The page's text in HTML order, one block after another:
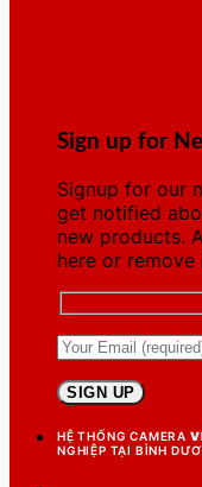
Sign up for
Signup for our
get notified
new products.
here or remove
HỆ THỐNG CAMERA
NGHIỆP TẠI BÌNH